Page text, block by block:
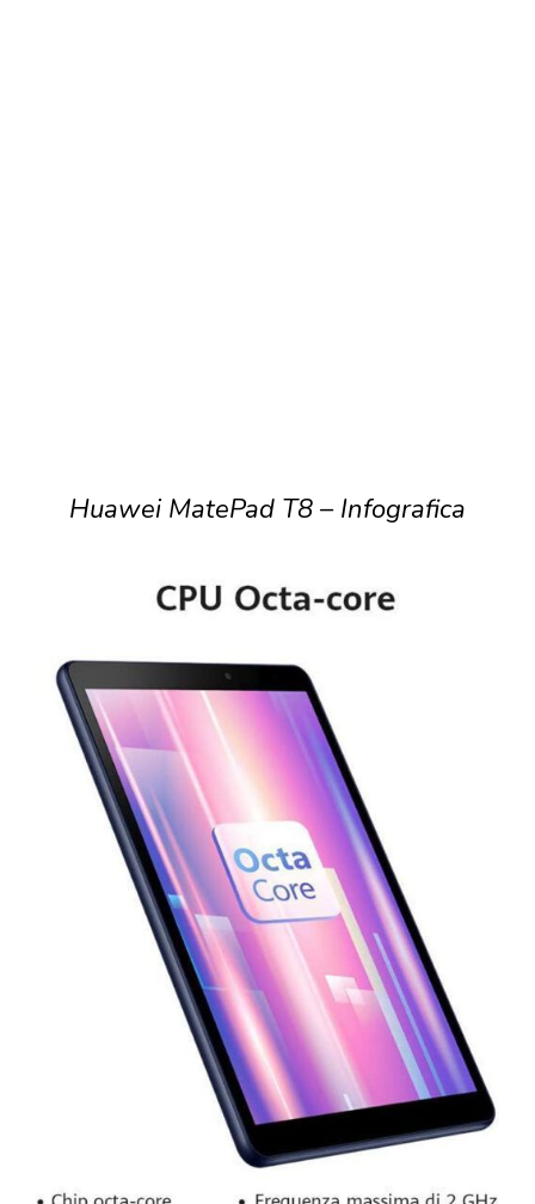
Huawei MatePad T8 – Infografica